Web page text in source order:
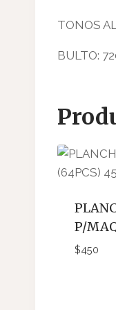
TONOS
BULTO:
P/
$450